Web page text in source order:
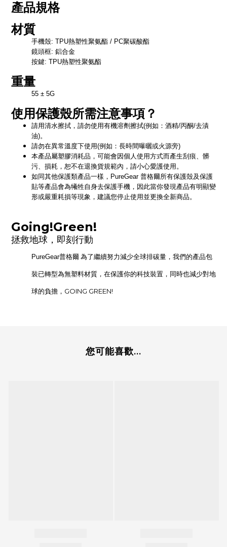
產品規格
材質
手機殼: TPU熱塑性聚氨酯 / PC聚碳酸酯
鏡頭框: 鋁合金
按鍵: TPU熱塑性聚氨酯
重量
55 ± 5G
使用保護殼所需注意事項？
請用清水擦拭，請勿使用有機溶劑擦拭(例如：酒精/丙酮/去漬
油)。
請勿在異常溫度下使用(例如：長時間曝曬或火源旁)
本產品屬塑膠消耗品，可能會因個人使用方式而產生刮痕、髒
污、損耗，恕不在退換貨規範內，請小心愛護使用。
如同其他保護類產品一樣， PureGear 普格爾所有保護殼及保護
貼等產品會為犧牲自身去保護手機，因此當你發現產品有明顯變
形或嚴重耗損等現象，建議您停止使用並更換全新商品。
Going!Green!
拯救地球，即刻行動
PureGear普格爾 為了繼續努力減少全球排碳量，我們的產品包
裝已轉型為無塑料材質，在保護你的科技裝置，同時也減少對地
球的負擔， GOING GREEN!
您可能喜歡...